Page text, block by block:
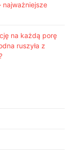
najważniejsze
na każdą porę
ruszyła z